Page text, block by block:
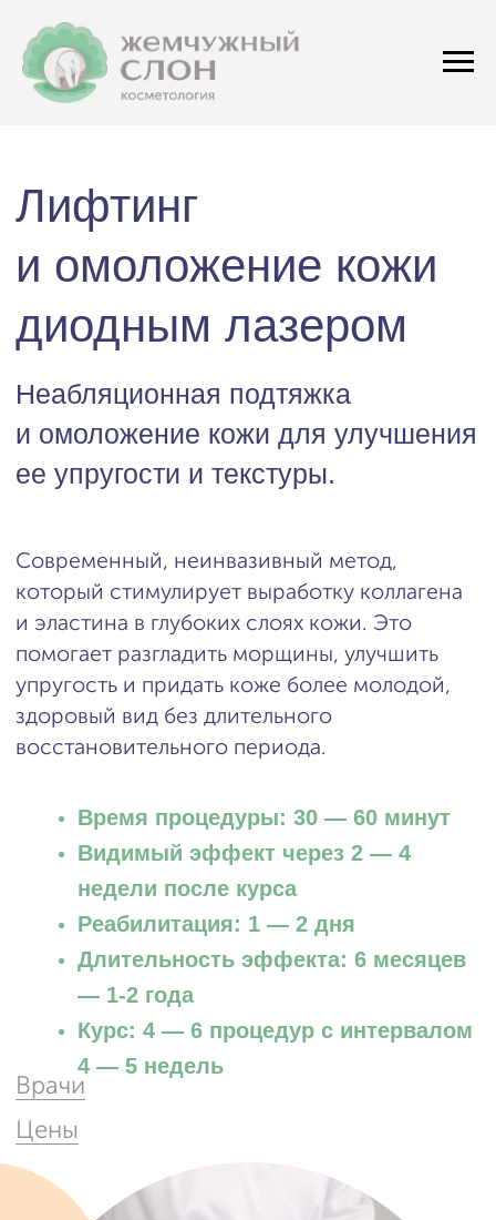
Неабляционная подтяжка
ее упругости и текстуры.
и омоложение кожи
диодным лазером
Современный, неинвазивный метод,
и эластина в глубоких слоях кожи. Это
помогает разгладить морщины, улучшить
упругость и придать коже более молодой,
Время процедуры: 30 — 60 минут
Видимый эффект через 2 — 4
недели после курса
Реабилитация: 1 — 2 дня
Длительность эффекта: 6 месяцев
— 1-2 года
4 — 5 недель